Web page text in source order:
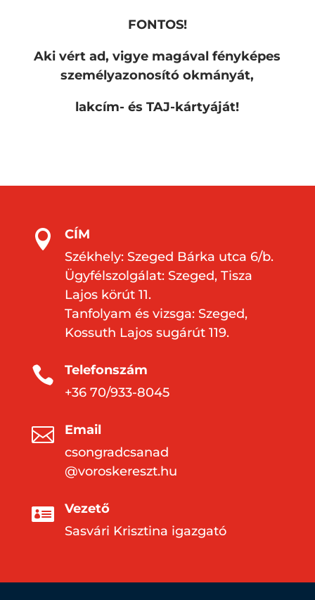
FONTOS!
Aki vért ad, vigye magával fényképes
személyazonosító okmányát,
lakcím- és TAJ-kártyáját!

CÍM
Székhely: Szeged Bárka utca 6/b.
Ügyfélszolgálat: Szeged, Tisza
Lajos körút 11.
Tanfolyam és vizsga: Szeged,
Kossuth Lajos sugárút 119.

Telefonszám
+36 70/933-8045

Email
csongradcsanad
@voroskereszt.hu

Vezető
Sasvári Krisztina igazgató